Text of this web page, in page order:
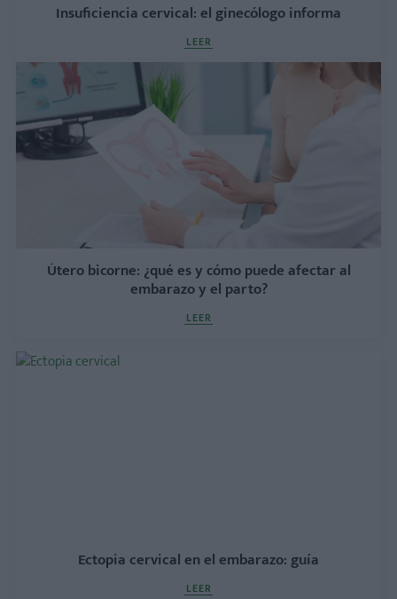
Insuficiencia cervical: el ginecólogo informa
LEER
Útero bicorne: ¿qué es y cómo puede afectar al
embarazo y el parto?
LEER
Ectopia cervical en el embarazo: guía
LEER